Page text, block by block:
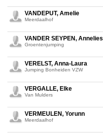
VANDEPUT, Amelie
Meerdaalhof
VANDER SEYPEN, Annelies
Groentenjumping
VERELST, Anna-Laura
Jumping Bonheiden VZW
VERGALLE, Elke
Van Mulders
VERMEULEN, Yorunn
Meerdaalhof